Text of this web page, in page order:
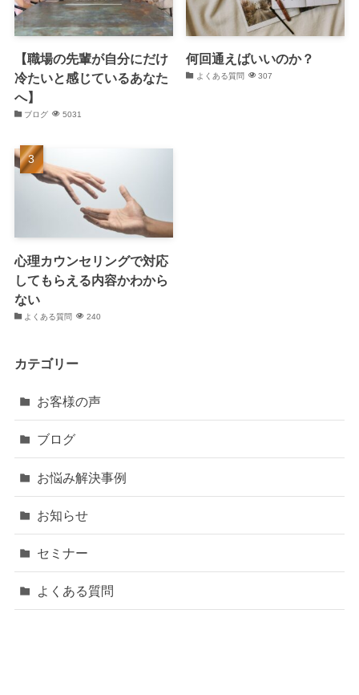
【職場の先輩が自分にだけ
冷たいと感じているあなた
へ】
ブログ 5031
何回通えばいいのか？
よくある質問 307
心理カウンセリングで対応
してもらえる内容かわから
ない
よくある質問 240
カテゴリー
お客様の声
ブログ
お悩み解決事例
お知らせ
セミナー
よくある質問